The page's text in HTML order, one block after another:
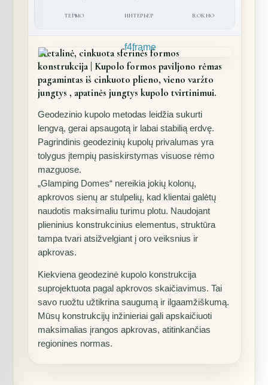
ТЕРМО ИНТЕРЬЕР В.ОКНО
Metalinė, cinkuota sferinės formos
konstrukcija | Kupolo formos paviljono rėmas
pagamintas iš cinkuoto plieno, vieno varžto
jungtys , apatinės jungtys kupolo tvirtinimui.
Geodezinio kupolo metodas leidžia sukurti
lengvą, gerai apsaugotą ir labai stabilią erdvę.
Pagrindinis geodezinių kupolų privalumas yra
tolygus įtempių pasiskirstymas visuose rėmo
mazguose.
„Glamping Domes“ nereikia jokių kolonų,
apkrovos sienų ar stulpelių, kad klientai galėtų
naudotis maksimaliu turimu plotu. Naudojant
plieninius konstrukcinius elementus, struktūra
tampa tvari atsižvelgiant į oro veiksnius ir
apkrovas.
Kiekviena geodezinė kupolo konstrukcija
suprojektuota pagal apkrovos skaičiavimus. Tai
savo ruožtu užtikrina saugumą ir ilgaamžiškumą.
Mūsų konstrukcijų inžinieriai gali apskaičiuoti
maksimalias įrangos apkrovas, atitinkančias
regionines normas.